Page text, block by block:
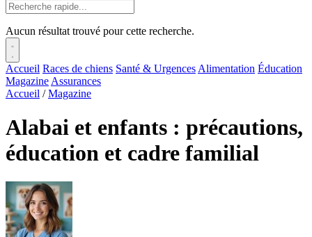
Aucun résultat trouvé pour cette recherche.
Accueil Races de chiens Santé & Urgences Alimentation Éducation
Magazine Assurances
Accueil / Magazine
Alabai et enfants : précautions,
éducation et cadre familial